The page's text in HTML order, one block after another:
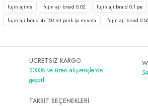
fujin ajime
fujin aji braid 0.02 fujin aji braid 0.1 pe
fujin aji braid 4x 150 mt pink ip misina
fujin aji braid
ÜCRETSİZ KARGO
3000₺ ve üzeri alışverişlerde
geçerli
TAKSİT SEÇENEKLERİ